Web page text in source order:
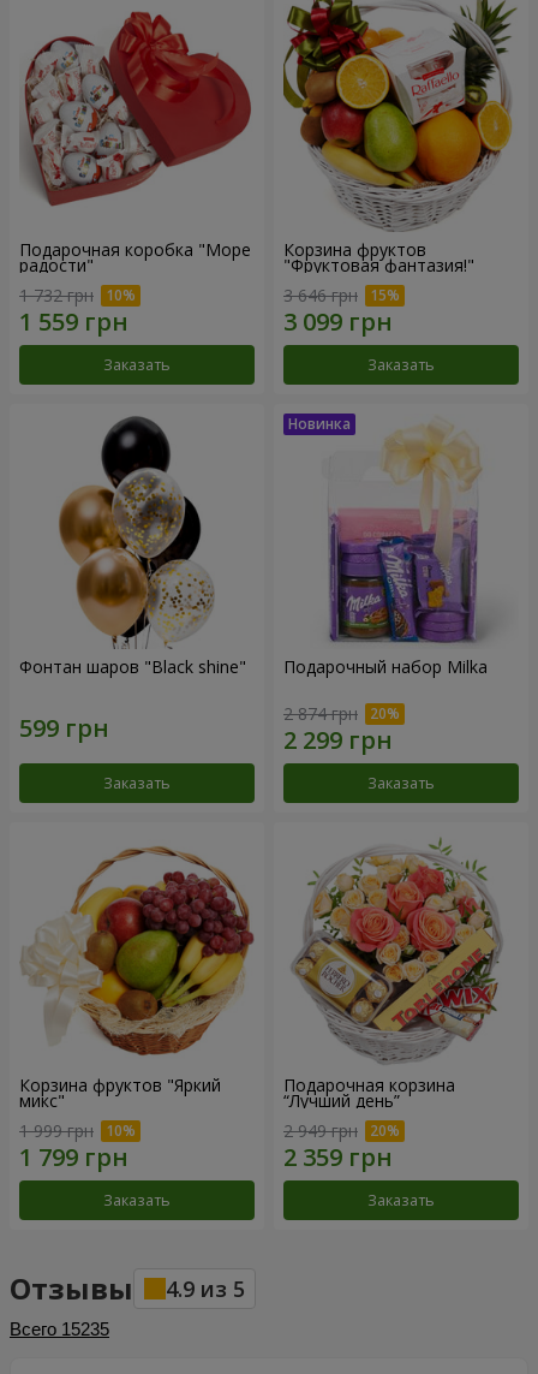
Подарочная коробка "Море
радости"
1 732 грн
Заказать
Корзина фруктов
"Фруктовая фантазия!"
3 646 грн
Заказать
Фонтан шаров "Black shine"
Заказать
Подарочный набор Milka
2 874 грн
Заказать
Корзина фруктов "Яркий
микс"
1 999 грн
Заказать
Подарочная корзина
“Лучший день”
2 949 грн
Заказать
Отзывы 4.9 из 5
Всего 15235